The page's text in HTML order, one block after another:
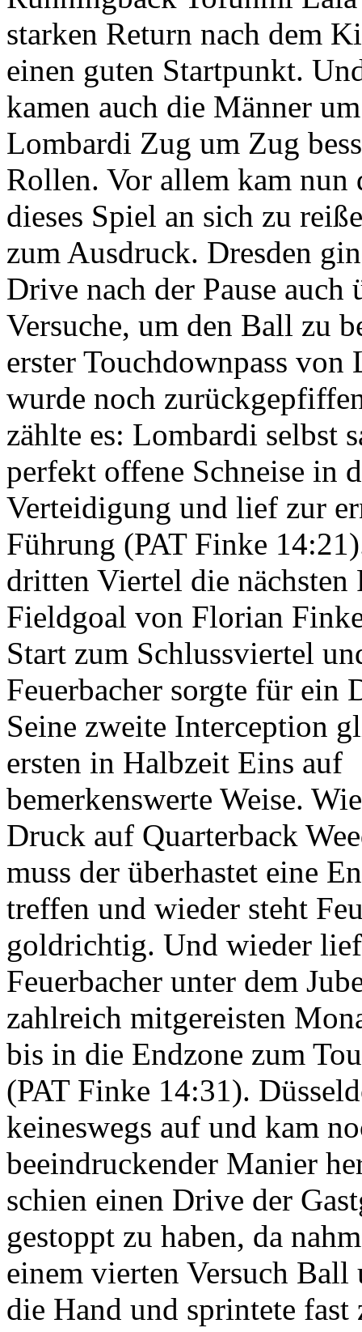
starken Return nach dem
einen guten Startpunkt.
kamen auch die Männer
Lombardi Zug um Zug
Rollen. Vor allem kam nun
dieses Spiel an sich zu
zum Ausdruck. Dresden
Drive nach der Pause auch
Versuche, um den Ball zu
erster Touchdownpass von
wurde noch
zählte es: Lombardi selbst
perfekt offene Schneise in
Verteidigung und lief zur
Führung (PAT Finke
dritten Viertel die nächsten
Fieldgoal von Florian
Start zum Schlussviertel
Feuerbacher sorgte für ein
Seine zweite Interception
ersten in Halbzeit Eins auf
bemerkenswerte Weise.
Druck auf Quarterback
muss der überhastet eine
treffen und wieder steht
goldrichtig. Und wieder
Feuerbacher unter dem
zahlreich mitgereisten
bis in die Endzone zum
(PAT Finke 14:31).
keineswegs auf und kam
beeindruckender Manier
schien einen Drive der
gestoppt zu haben, da
einem vierten Versuch Ball
die Hand und sprintete fast